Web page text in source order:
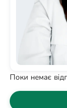
Поки немає